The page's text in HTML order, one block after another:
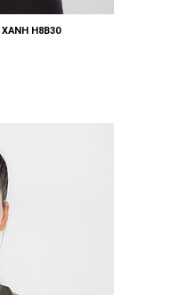
ÁO BRA YOGA THỂ THAO XANH H8B30